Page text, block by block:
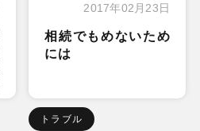
2017年02月23日
相続でもめないため
には
トラブル